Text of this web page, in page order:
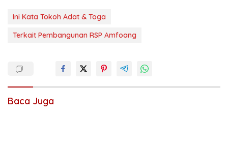
Ini Kata Tokoh Adat & Toga
Terkait Pembangunan RSP Amfoang
Baca Juga